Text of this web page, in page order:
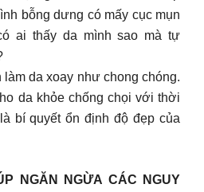
bỗng dưng có mấy cục mụn
ai thấy da mình sao mà tự
da xoay như chong chóng.
da khỏe chống chọi với thời
bí quyết ổn định độ đẹp của
NGĂN NGỪA CÁC NGUY